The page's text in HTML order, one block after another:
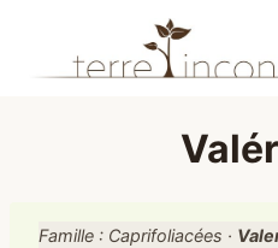
contenu
Famille : Caprifoliacées ·